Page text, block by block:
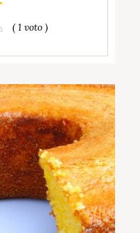
( 1 voto )